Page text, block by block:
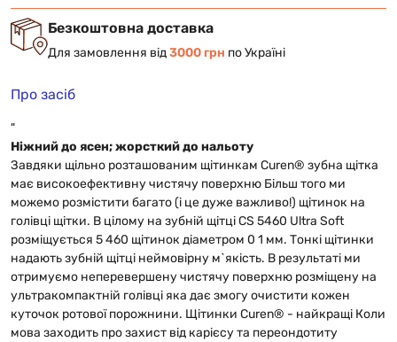
Безкоштовна доставка
Для замовлення від3000 грн по Україні
Про засіб
"
Ніжний до ясен; жорсткий до нальоту
Завдяки щільно розташованим щітинкам Curen® зубна щітка
має високоефективну чистячу поверхню Більш того ми
можемо розмістити багато (і це дуже важливо!) щітинок на
голівці щітки. В цілому на зубній щітці CS 5460 Ultra Soft
розміщується 5 460 щітинок діаметром 0 1 мм. Тонкі щітинки
надають зубній щітці неймовірну м`якість. В результаті ми
отримуємо неперевершену чистячу поверхню розміщену на
ультракомпактній голівці яка дає змогу очистити кожен
куточок ротової порожнини. Щітинки Curen® - найкращі Коли
мова заходить про захист від карієсу та переондотиту